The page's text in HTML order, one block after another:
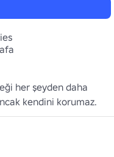
her şeyden daha
kendini korumaz.